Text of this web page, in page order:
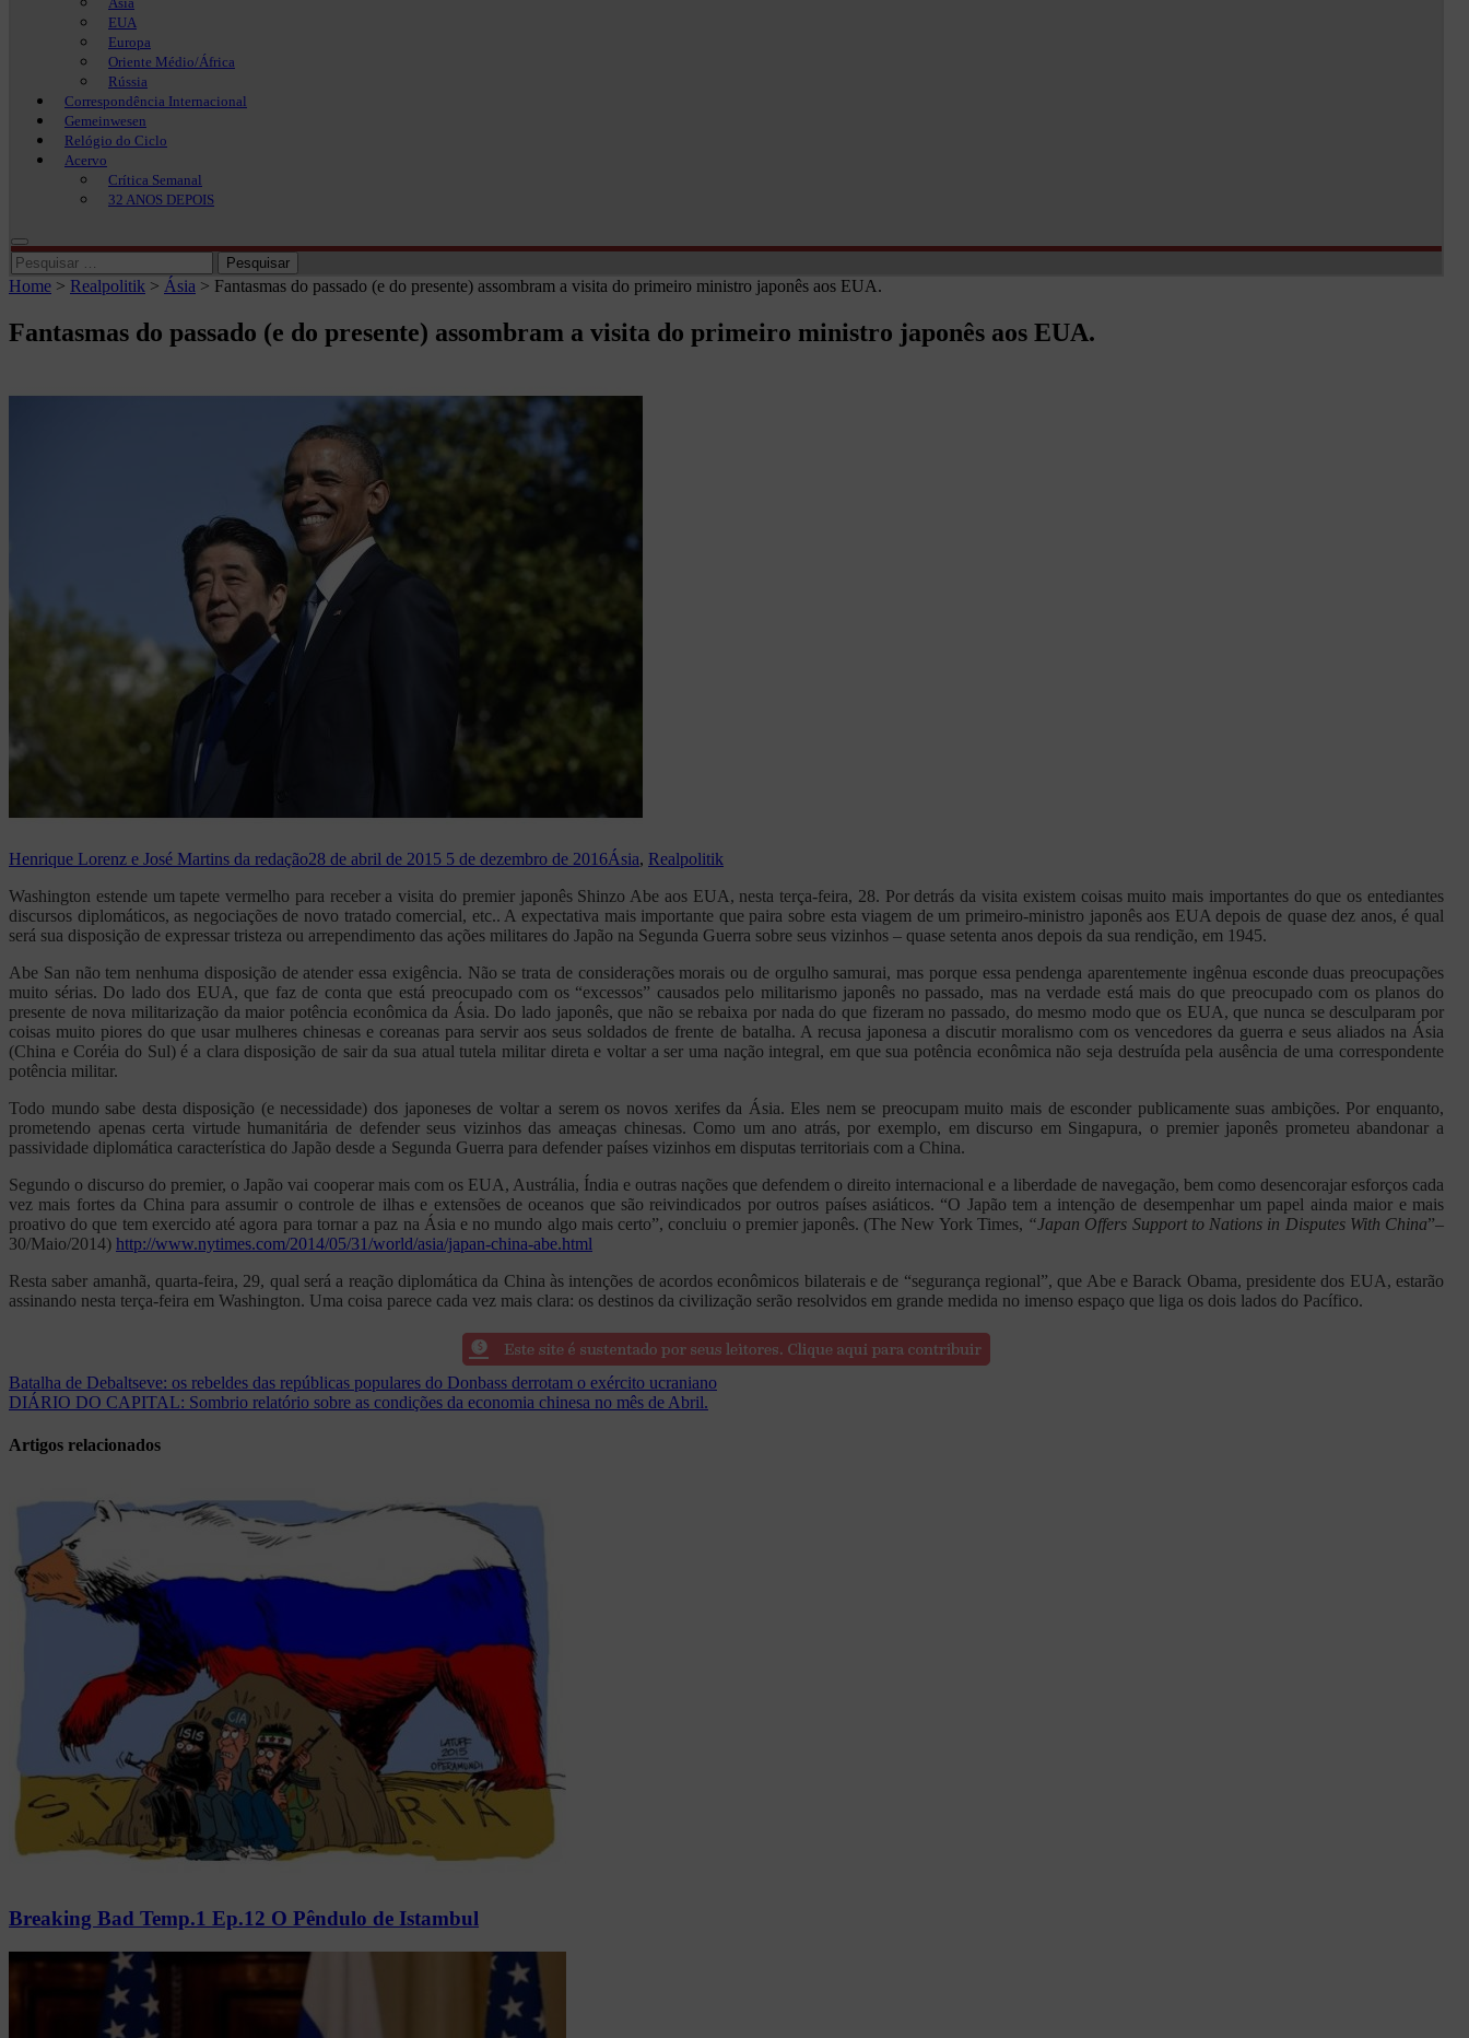
EUA
Europa
Oriente Médio/África
Rússia
Correspondência Internacional
Gemeinwesen
Relógio do Ciclo
Acervo
Crítica Semanal
32 ANOS DEPOIS
Pesquisar
por:
Home > Realpolitik > Ásia > Fantasmas do passado (e do presente) assombram a visita do primeiro ministro japonês aos EUA.
Fantasmas do passado (e do presente) assombram a visita do primeiro ministro japonês aos EUA.
Henrique Lorenz e José Martins da redação28 de abril de 2015 5 de dezembro de 2016Ásia, Realpolitik
Washington estende um tapete vermelho para receber a visita do premier japonês Shinzo Abe aos EUA, nesta terça-feira, 28. Por detrás da visita existem coisas muito mais importantes do que os entediantes
discursos diplomáticos, as negociações de novo tratado comercial, etc.. A expectativa mais importante que paira sobre esta viagem de um primeiro-ministro japonês aos EUA depois de quase dez anos, é qual
será sua disposição de expressar tristeza ou arrependimento das ações militares do Japão na Segunda Guerra sobre seus vizinhos – quase setenta anos depois da sua rendição, em 1945.
Abe San não tem nenhuma disposição de atender essa exigência. Não se trata de considerações morais ou de orgulho samurai, mas porque essa pendenga aparentemente ingênua esconde duas preocupações
muito sérias. Do lado dos EUA, que faz de conta que está preocupado com os “excessos” causados pelo militarismo japonês no passado, mas na verdade está mais do que preocupado com os planos do
presente de nova militarização da maior potência econômica da Ásia. Do lado japonês, que não se rebaixa por nada do que fizeram no passado, do mesmo modo que os EUA, que nunca se desculparam por
coisas muito piores do que usar mulheres chinesas e coreanas para servir aos seus soldados de frente de batalha. A recusa japonesa a discutir moralismo com os vencedores da guerra e seus aliados na Ásia
(China e Coréia do Sul) é a clara disposição de sair da sua atual tutela militar direta e voltar a ser uma nação integral, em que sua potência econômica não seja destruída pela ausência de uma correspondente
potência militar.
Todo mundo sabe desta disposição (e necessidade) dos japoneses de voltar a serem os novos xerifes da Ásia. Eles nem se preocupam muito mais de esconder publicamente suas ambições. Por enquanto,
prometendo apenas certa virtude humanitária de defender seus vizinhos das ameaças chinesas. Como um ano atrás, por exemplo, em discurso em Singapura, o premier japonês prometeu abandonar a
passividade diplomática característica do Japão desde a Segunda Guerra para defender países vizinhos em disputas territoriais com a China.
Segundo o discurso do premier, o Japão vai cooperar mais com os EUA, Austrália, Índia e outras nações que defendem o direito internacional e a liberdade de navegação, bem como desencorajar esforços cada
vez mais fortes da China para assumir o controle de ilhas e extensões de oceanos que são reivindicados por outros países asiáticos. “O Japão tem a intenção de desempenhar um papel ainda maior e mais
proativo do que tem exercido até agora para tornar a paz na Ásia e no mundo algo mais certo”, concluiu o premier japonês. (The New York Times, “Japan Offers Support to Nations in Disputes With China”–
30/Maio/2014) http://www.nytimes.com/2014/05/31/world/asia/japan-china-abe.html
Resta saber amanhã, quarta-feira, 29, qual será a reação diplomática da China às intenções de acordos econômicos bilaterais e de “segurança regional”, que Abe e Barack Obama, presidente dos EUA, estarão
assinando nesta terça-feira em Washington. Uma coisa parece cada vez mais clara: os destinos da civilização serão resolvidos em grande medida no imenso espaço que liga os dois lados do Pacífico.
Navegação
de
Post
Batalha de Debaltseve: os rebeldes das repúblicas populares do Donbass derrotam o exército ucraniano
DIÁRIO DO CAPITAL: Sombrio relatório sobre as condições da economia chinesa no mês de Abril.
Artigos relacionados
Breaking Bad Temp.1 Ep.12 O Pêndulo de Istambul